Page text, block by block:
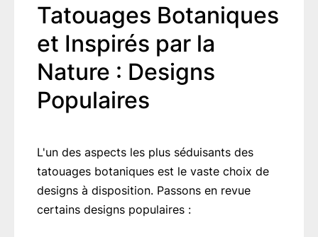
Tatouages Botaniques
et Inspirés par la
Nature : Designs
Populaires
L'un des aspects les plus séduisants des
tatouages botaniques est le vaste choix de
designs à disposition. Passons en revue
certains designs populaires :